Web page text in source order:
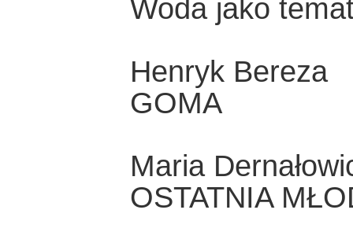
Woda jako
Henryk Bereza
GOMA
Maria
OSTATNIA